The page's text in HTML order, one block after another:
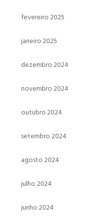
fevereiro 2025
janeiro 2025
dezembro 2024
novembro 2024
outubro 2024
setembro 2024
agosto 2024
julho 2024
junho 2024